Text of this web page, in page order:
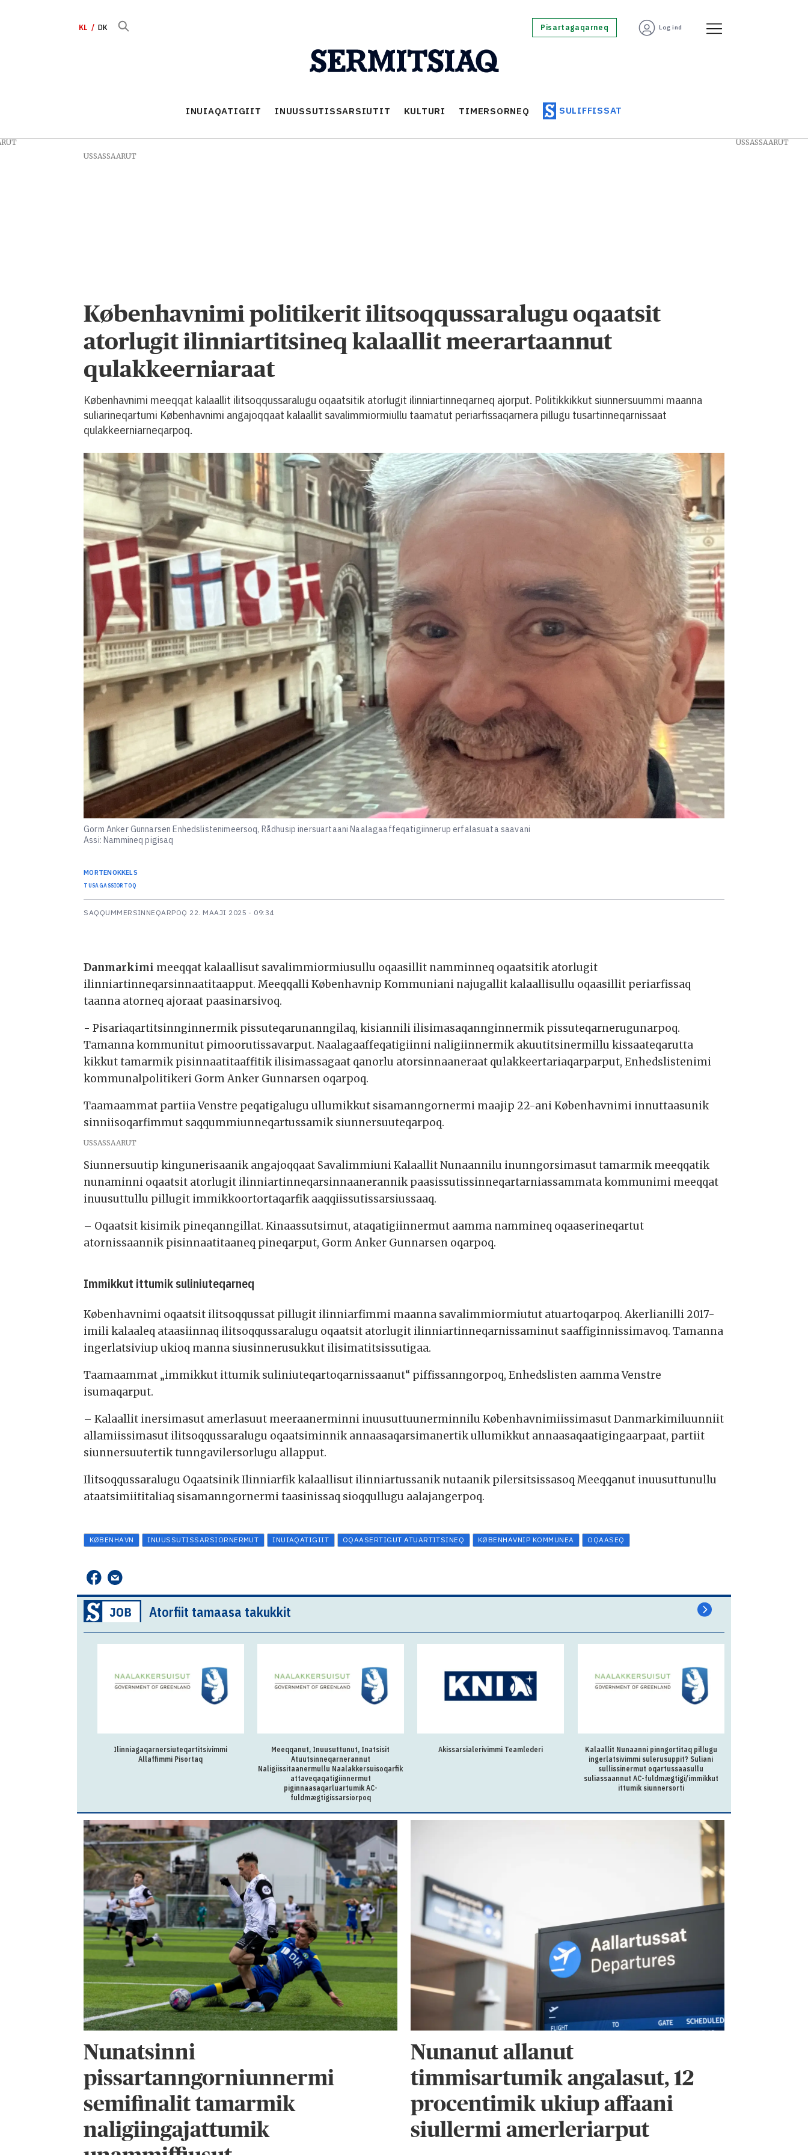
KL DK Pisartagaqarneq Log ind
INUIAQATIGIIT INUUSSUTISSARSIUTIT KULTURI TIMERSORNEQ SULIFFISSAT
USSASSAARUT
Københavnimi politikerit ilitsoqqussaralugu oqaatsit
atorlugit ilinniartitsineq kalaallit meerartaannut
qulakkeerniaraat
Københavnimi meeqqat kalaallit ilitsoqqussaralugu oqaatsitik atorlugit ilinniartinneqarneq ajorput. Politikkikkut siunnersuummi maanna
suliarineqartumi Københavnimi angajoqqaat kalaallit savalimmiormiullu taamatut periarfissaqarnera pillugu tusartinneqarnissaat
qulakkeerniarneqarpoq.
Gorm Anker Gunnarsen Enhedslistenimeersoq, Rådhusip inersuartaani Naalagaaffeqatigiinnerup erfalasuata saavani
Assi: Nammineq pigisaq
MORTENOKKELS
TUSAGASSIORTOQ
SAQQUMMERSINNEQARPOQ 22. MAAJI 2025 - 09:34
Danmarkimi meeqqat kalaallisut savalimmiormiusullu oqaasillit namminneq oqaatsitik atorlugit
ilinniartinneqarsinnaatitaapput. Meeqqalli Københavnip Kommuniani najugallit kalaallisullu oqaasillit periarfissaq
taanna atorneq ajoraat paasinarsivoq.
- Pisariaqartitsinnginnermik pissuteqarunanngilaq, kisiannili ilisimasaqannginnermik pissuteqarnerugunarpoq.
Tamanna kommunitut pimoorutissavarput. Naalagaaffeqatigiinni naligiinnermik akuutitsinermillu kissaateqarutta
kikkut tamarmik pisinnaatitaaffitik ilisimassagaat qanorlu atorsinnaaneraat qulakkeertariaqarparput, Enhedslistenimi
kommunalpolitikeri Gorm Anker Gunnarsen oqarpoq.
Taamaammat partiia Venstre peqatigalugu ullumikkut sisamanngornermi maajip 22-ani Københavnimi innuttaasunik
sinniisoqarfimmut saqqummiunneqartussamik siunnersuuteqarpoq.
USSASSAARUT
Siunnersuutip kingunerisaanik angajoqqaat Savalimmiuni Kalaallit Nunaannilu inunngorsimasut tamarmik meeqqatik
nunaminni oqaatsit atorlugit ilinniartinneqarsinnaanerannik paasissutissinneqartarniassammata kommunimi meeqqat
inuusuttullu pillugit immikkoortortaqarfik aaqqiissutissarsiussaaq.
– Oqaatsit kisimik pineqanngillat. Kinaassutsimut, ataqatigiinnermut aamma nammineq oqaaserineqartut
atornissaannik pisinnaatitaaneq pineqarput, Gorm Anker Gunnarsen oqarpoq.
Immikkut ittumik suliniuteqarneq
Københavnimi oqaatsit ilitsoqqussat pillugit ilinniarfimmi maanna savalimmiormiutut atuartoqarpoq. Akerlianilli 2017-
imili kalaaleq ataasiinnaq ilitsoqqussaralugu oqaatsit atorlugit ilinniartinneqarnissaminut saaffiginnissimavoq. Tamanna
ingerlatsiviup ukioq manna siusinnerusukkut ilisimatitsissutigaa.
Taamaammat „immikkut ittumik suliniuteqartoqarnissaanut“ piffissanngorpoq, Enhedslisten aamma Venstre
isumaqarput.
– Kalaallit inersimasut amerlasuut meeraanerminni inuusuttuunerminnilu Københavnimiissimasut Danmarkimiluunniit
allamiissimasut ilitsoqqussaralugu oqaatsiminnik annaasaqarsimanertik ullumikkut annaasaqaatigingaarpaat, partiit
siunnersuutertik tunngavilersorlugu allapput.
Ilitsoqqussaralugu Oqaatsinik Ilinniarfik kalaallisut ilinniartussanik nutaanik pilersitsissasoq Meeqqanut inuusuttunullu
ataatsimiititaliaq sisamanngornermi taasinissaq sioqqullugu aalajangerpoq.
KØBENHAVN INUUSSUTISSARSIORNERMUT INUIAQATIGIIT OQAASERTIGUT ATUARTITSINEQ KØBENHAVNIP KOMMUNEA OQAASEQ
Atorfiit tamaasa takukkit
Ilinniagaqarnersiuteqartitsivimmi
Allaffimmi Pisortaq
Meeqqanut, Inuusuttunut, Inatsisit
Atuutsinneqarnerannut
Naligiissitaanermullu Naalakkersuisoqarfik
attaveqaqatigiinnermut
piginnaasaqarluartumik AC-
fuldmægtigissarsiorpoq
Akissarsialerivimmi Teamlederi
Kalaallit Nunaanni pinngortitaq pillugu
ingerlatsivimmi sulerusuppit? Suliani
sullissinermut oqartussaasullu
suliassaannut AC-fuldmægtigi/immikkut
ittumik siunnersorti
Nunatsinni
pissartanngorniunnermi
semifinalit tamarmik
naligiingajattumik
Nunanut allanut
timmisartumik angalasut, 12
procentimik ukiup affaani
siullermi amerleriarput
USSASSAARUT